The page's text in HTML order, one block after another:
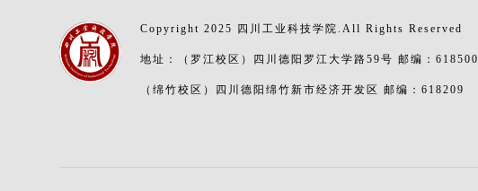
Copyright 2025 四川工业科技学院.All Rights Reserved
地址：（罗江校区）四川德阳罗江大学路59号 邮编：618500
（绵竹校区）四川德阳绵竹新市经济开发区 邮编：618209